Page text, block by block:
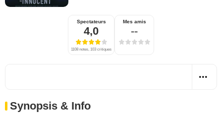
Spectateurs
4,0
1108 notes, 103 critiques
Mes amis
--
Synopsis & Info